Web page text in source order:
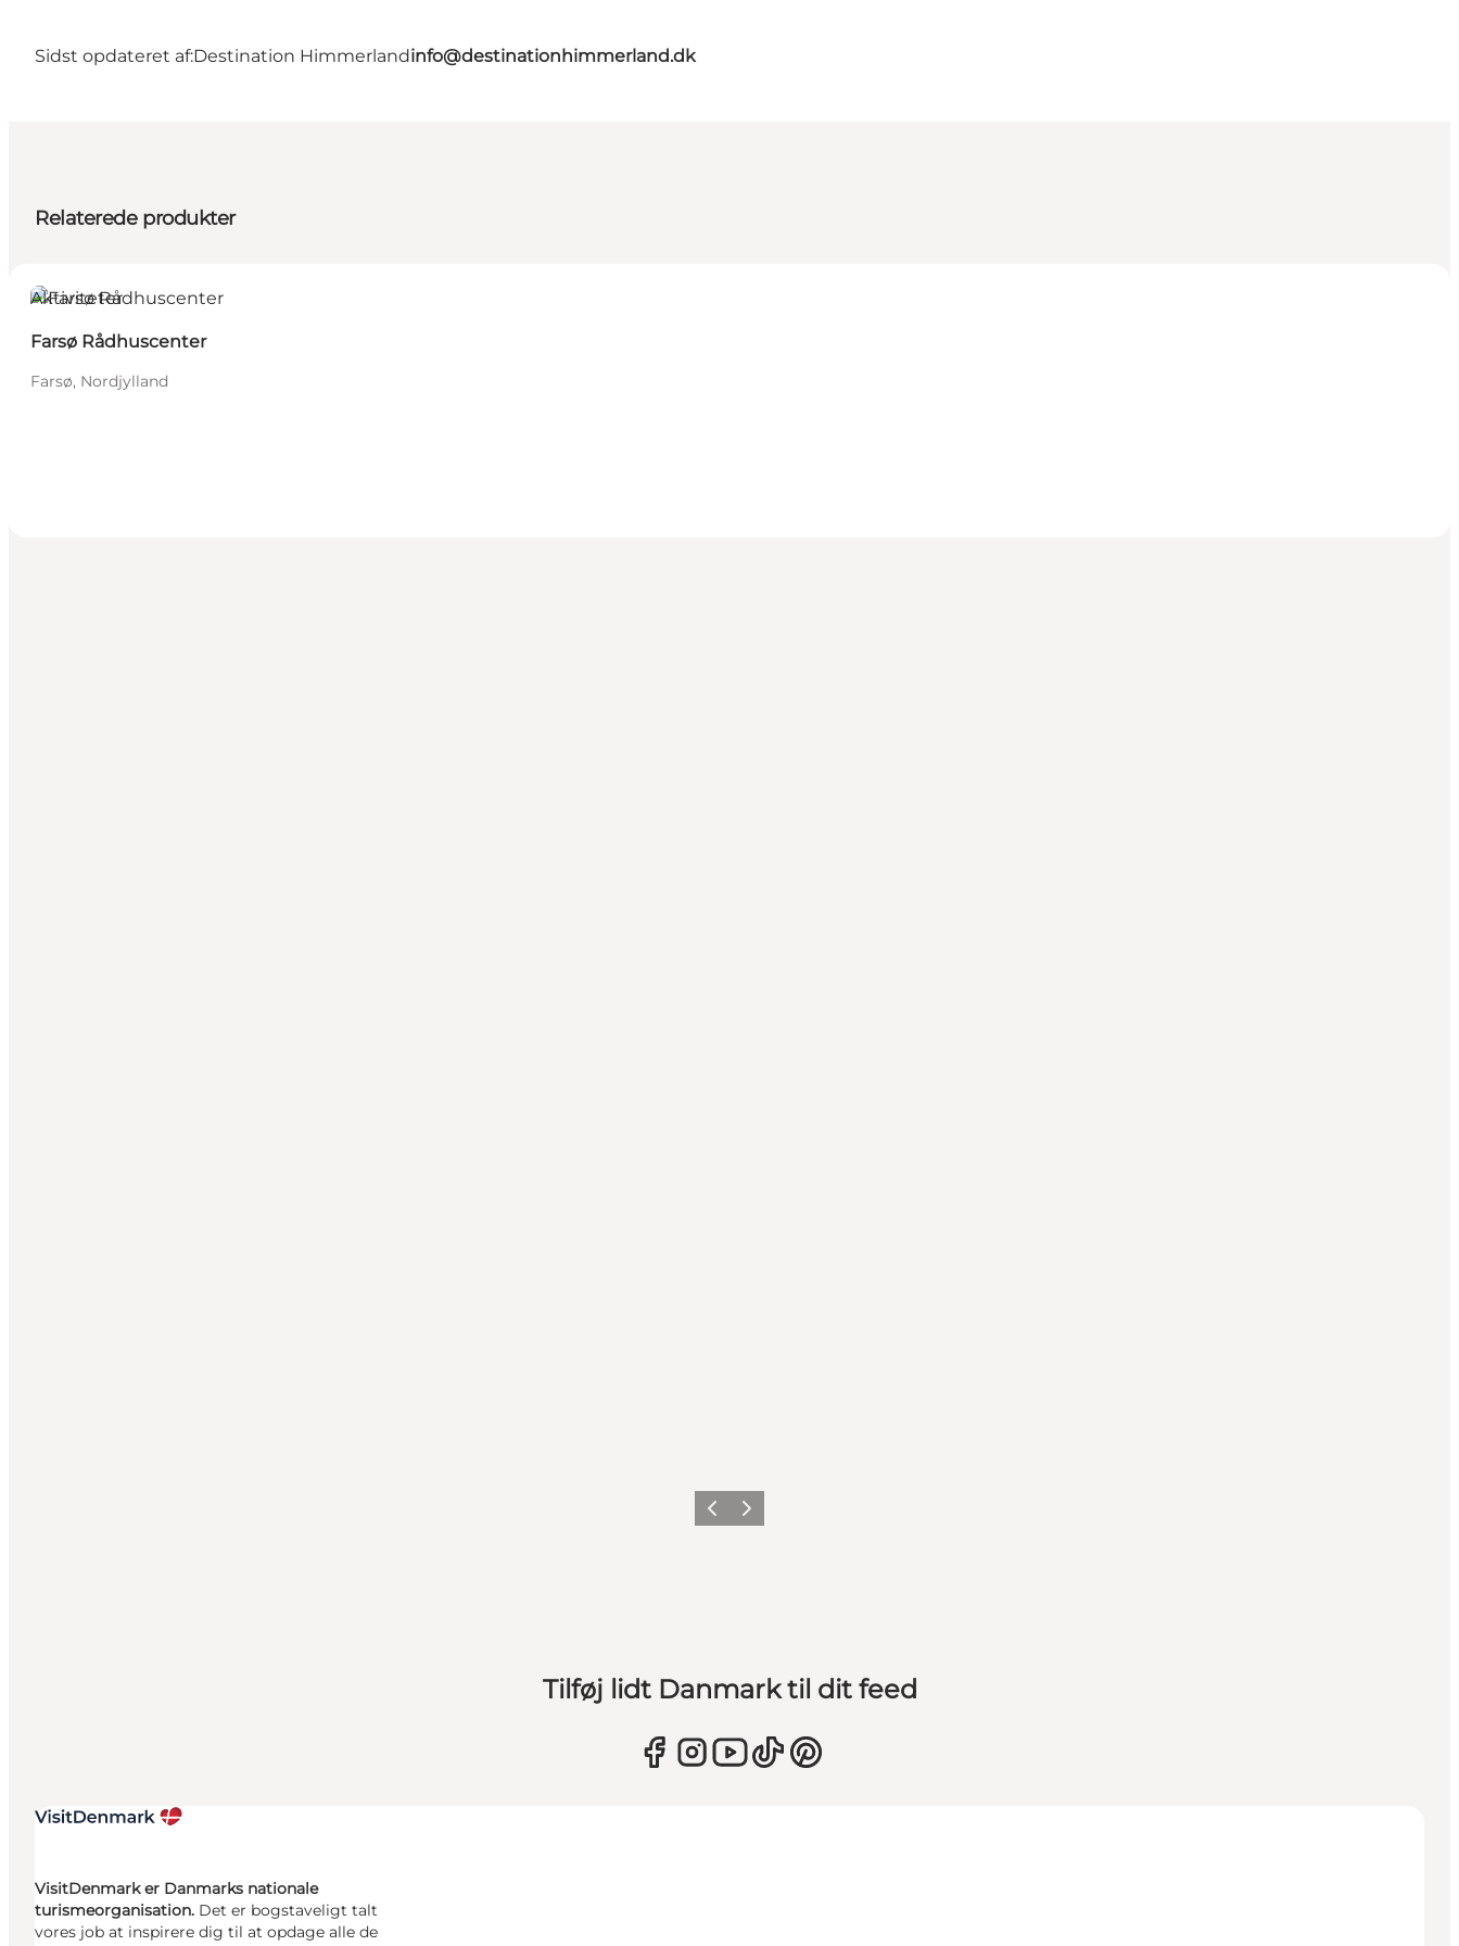
Sidst opdateret af:Destination Himmerlandinfo@destinationhimmerland.dk
Relaterede produkter
Aktiviteter
Farsø Rådhuscenter
Farsø, Nordjylland
ForrigeNæste
Tilføj lidt Danmark til dit feed
VisitDenmark er Danmarks nationale
turismeorganisation. Det er bogstaveligt talt
vores job at inspirere dig til at opdage alle de